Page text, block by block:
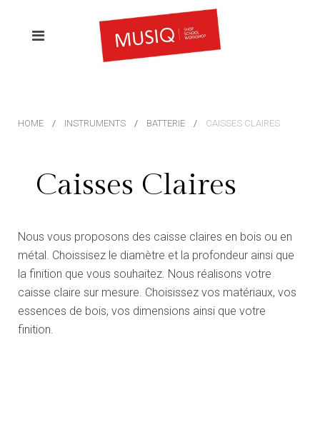
HOME INSTRUMENTS BATTERIE CAISSES CLAIRES
Caisses Claires
Nous vous proposons des caisse claires en bois ou en
métal. Choissisez le diamètre et la profondeur ainsi que
la finition que vous souhaitez. Nous réalisons votre
caisse claire sur mesure. Choisissez vos matériaux, vos
essences de bois, vos dimensions ainsi que votre
finition.